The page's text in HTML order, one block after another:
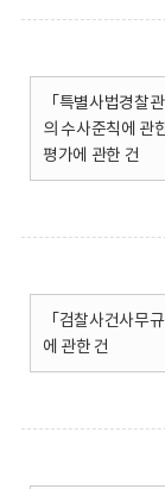
「특별사법경찰
의 수사준칙에 관
평가에 관한 건
「검찰사건사무
에 관한 건